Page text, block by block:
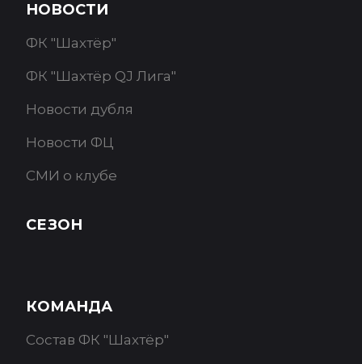
НОВОСТИ
ФК "Шахтёр"
ФК "Шахтёр QJ Лига"
Новости дубля
Новости ФЦ
СМИ о клубе
СЕЗОН
КОМАНДА
Состав ФК "Шахтёр"